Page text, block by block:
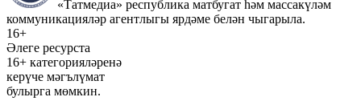
«Татмедиа» республика матбугат һәм массакүләм
коммуникацияләр агентлыгы ярдәме белән чыгарыла.
16+
Әлеге ресурста
16+ категорияләренә
керүче мәгълүмат
булырга мөмкин.